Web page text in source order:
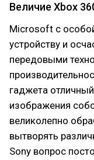
Величие Xbox
Microsoft с
устройству и
передовыми
гаджета
изображения
великолепно
вытворять
Sony вопрос